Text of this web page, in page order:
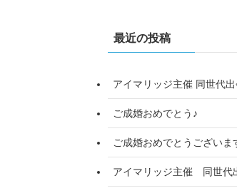
最近の投稿
アイマリッジ主催 同世代
ご成婚おめでとう♪
ご成婚おめでとうございま
アイマリッジ主催 同世代